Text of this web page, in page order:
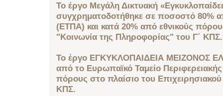
Το έργο Μεγάλη Δικτυακή
συγχρηματοδοτήθηκε σε ποσοστό 80%
(ΕΤΠΑ) και κατά 20% από εθνικούς
"Κοινωνία της Πληροφορίας" του Γ΄ ΚΠΣ.
Το έργο ΕΓΚΥΚΛΟΠΑΙΔΕΙΑ ΜΕΙΖΟΝΟΣ
από το Ευρωπαϊκό Ταμείο
πόρους στο πλαίσιο του
ΚΠΣ.